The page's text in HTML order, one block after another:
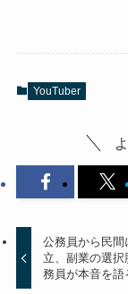
YouTuber
公務員から民間
立、副業の選
務員が本音を語